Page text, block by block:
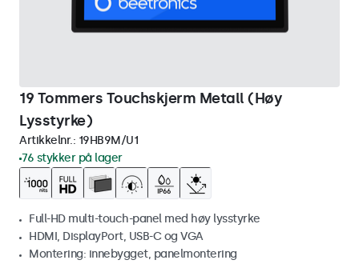
19 Tommers Touchskjerm Metall (Høy
Lysstyrke)
Artikkelnr.: 19HB9M/U1
76 stykker på lager
Full-HD multi-touch-panel med høy lysstyrke
HDMI, DisplayPort, USB-C og VGA
Montering: innebygget, panelmontering